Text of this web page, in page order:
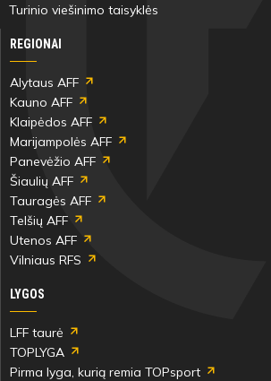
Turinio viešinimo taisyklės
REGIONAI
Alytaus AFF
Kauno AFF
Klaipėdos AFF
Marijampolės AFF
Panevėžio AFF
Šiaulių AFF
Tauragės AFF
Telšių AFF
Utenos AFF
Vilniaus RFS
LYGOS
LFF taurė
TOPLYGA
Pirma lyga, kurią remia TOPsport